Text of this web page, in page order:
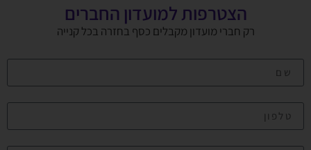
הצטרפות למועדון החברים
רק חברי מועדון מקבלים כסף בחזרה בכל קנייה